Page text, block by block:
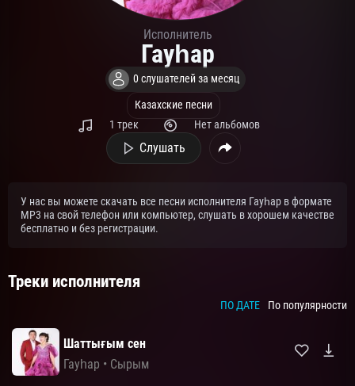
Исполнитель
Гауһар
0 слушателей за месяц
Казахские песни
1 трек
Нет альбомов
Слушать
У нас вы можете скачать все песни исполнителя Гауһар в формате
MP3 на свой телефон или компьютер, слушать в хорошем качестве
бесплатно и без регистрации.
Треки исполнителя
ПО ДАТЕ По популярности
Шаттығым сен
Гауһар • Сырым